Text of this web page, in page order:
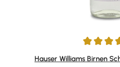
Durchschnittliche Bewertung
Hauser Williams Birnen